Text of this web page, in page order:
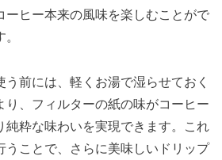
ーヒー本来の風味を楽しむことがで
う前には、軽くお湯で湿らせておく
り、フィルターの紙の味がコーヒー
純粋な味わいを実現できます。これ
うことで、さらに美味しいドリップ